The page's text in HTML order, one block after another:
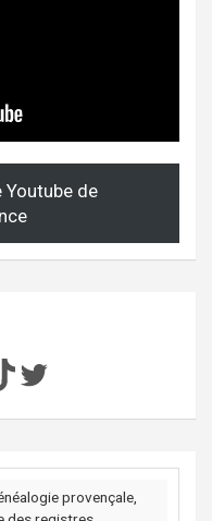
Youtube de
Twitter
provençale,